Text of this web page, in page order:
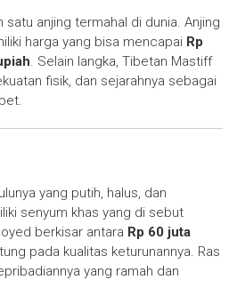
anjing termahal di dunia. Anjing
harga yang bisa mencapai Rp
. Selain langka, Tibetan Mastiff
fisik, dan sejarahnya sebagai
yang putih, halus, dan
senyum khas yang di sebut
berkisar antara Rp 60 juta
pada kualitas keturunannya. Ras
yang ramah dan